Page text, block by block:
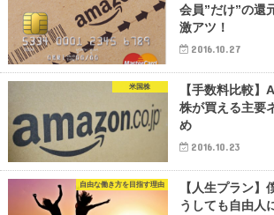
会員”だけ”の還
激アツ！
2016.10.27
米国株
【手数料比較
株が買える主要
め
2016.10.23
自由な働き方を目指す理由
【人生プラン】
うしても自由人